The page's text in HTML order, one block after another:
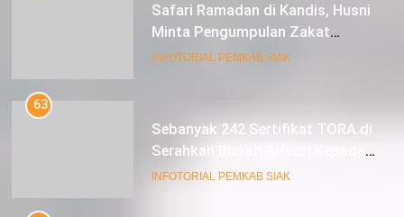
Safari Ramadan di Kandis, Husni
Minta Pengumpulan Zakat
Meningkat
INFOTORIAL PEMKAB SIAK
63
Sebanyak 242 Sertifikat TORA di
Serahkan Bupati Alfedri Kepada
Masyarakat Kerinci Kiri
INFOTORIAL PEMKAB SIAK